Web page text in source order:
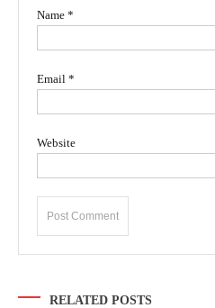
Name *
Email *
Website
RELATED POSTS